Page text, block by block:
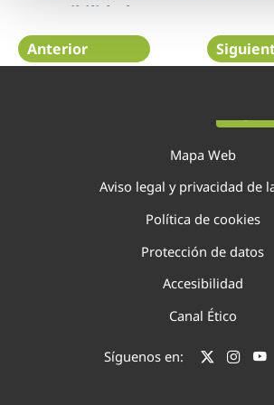
sostenibilidad
Anterior
Mapa Web
Aviso legal y privacidad de
Política de cookies
Protección de datos
Accesibilidad
Canal Ético
Síguenos en: